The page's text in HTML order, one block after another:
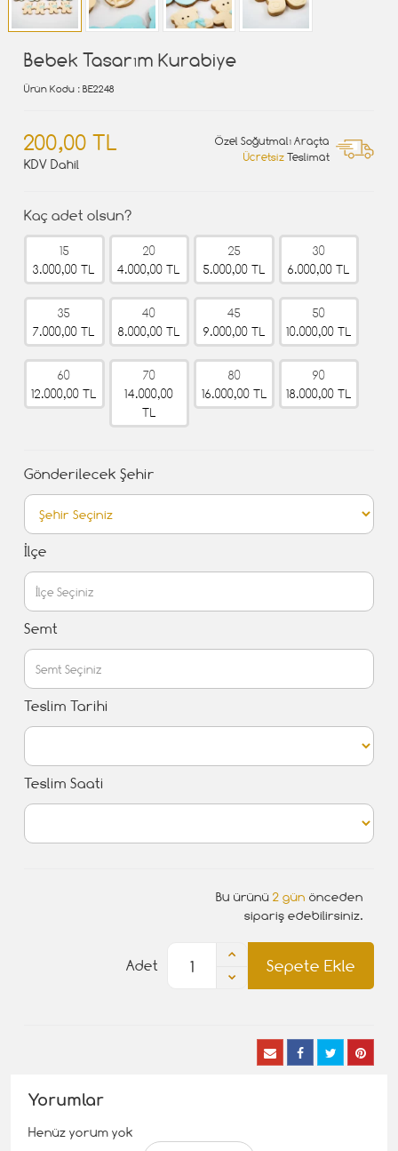
Bebek Tasarım Kurabiye
Ürün Kodu : BE2248
200,00 TL
KDV Dahil
Özel Soğutmalı Araçta
Ücretsiz Teslimat
Kaç adet olsun?
15
3.000,00 TL
20
4.000,00 TL
25
5.000,00 TL
30
6.000,00 TL
35
7.000,00 TL
40
8.000,00 TL
45
9.000,00 TL
50
10.000,00 TL
60
12.000,00 TL
70
14.000,00
TL
80
16.000,00 TL
90
18.000,00 TL
Gönderilecek Şehir
İlçe
Semt
Teslim Tarihi
Teslim Saati
Bu ürünü 2 gün önceden
sipariş edebilirsiniz.
Sepete Ekle
Adet
Yorumlar
Henüz yorum yok